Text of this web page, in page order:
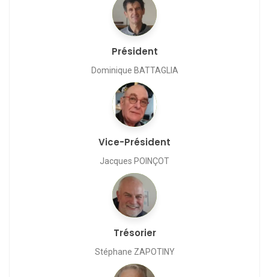
Président
Dominique BATTAGLIA
Vice-Président
Jacques POINÇOT
Trésorier
Stéphane ZAPOTINY